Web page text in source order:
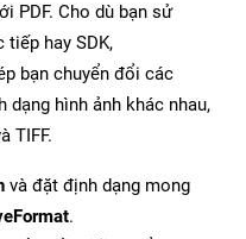
PDF. Cho dù bạn sử
tiếp hay SDK,
bạn chuyển đổi các
dạng hình ảnh khác nhau,
TIFF.
và đặt định dạng mong
.